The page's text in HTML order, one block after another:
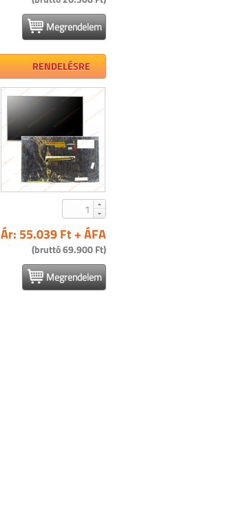
Megrendelem
RENDELÉSRE
Ár: 55.039 Ft + ÁFA
(bruttó 69.900 Ft)
Megrendelem